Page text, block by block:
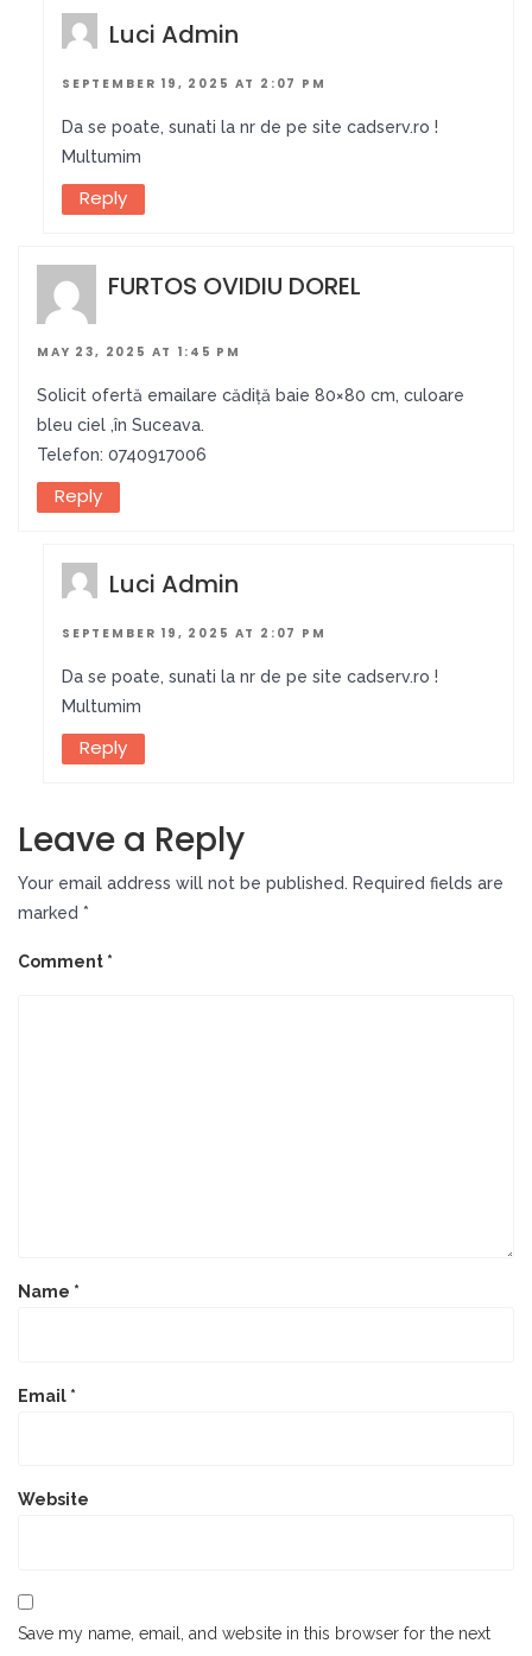
Luci Admin
SEPTEMBER 19, 2025 AT 2:07 PM
Da se poate, sunati la nr de pe site cadserv.ro !
Multumim
Reply
FURTOS OVIDIU DOREL
MAY 23, 2025 AT 1:45 PM
Solicit ofertă emailare cădiță baie 80×80 cm, culoare
bleu ciel ,în Suceava.
Telefon: 0740917006
Reply
Luci Admin
SEPTEMBER 19, 2025 AT 2:07 PM
Da se poate, sunati la nr de pe site cadserv.ro !
Multumim
Reply
Leave a Reply
Your email address will not be published. Required fields are
marked *
Comment *
Name *
Email *
Website
Save my name, email, and website in this browser for the next